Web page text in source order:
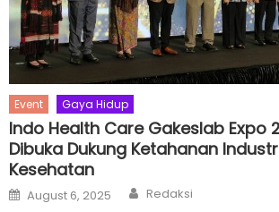
Event Gaya Hidup
Indo Health Care Gakeslab Expo
Dibuka Dukung Ketahanan
Kesehatan
Posted
on
August 6, 2025 Author
Redaksi